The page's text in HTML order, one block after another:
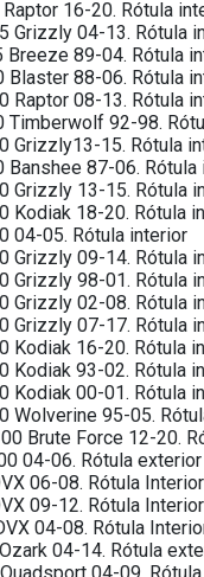
Raptor 16-20. Rótula
Grizzly 04-13. Rótula
Breeze 89-04. Rótula
Blaster 88-06. Rótula
Raptor 08-13. Rótula
Timberwolf 92-98.
Grizzly13-15. Rótula
Banshee 87-06.
Grizzly 13-15. Rótula
Kodiak 18-20. Rótula
04-05. Rótula interior
Grizzly 09-14. Rótula
Grizzly 98-01. Rótula
Grizzly 02-08. Rótula
Grizzly 07-17. Rótula
Kodiak 16-20. Rótula
Kodiak 93-02. Rótula
Kodiak 00-01. Rótula
Wolverine 95-05.
Brute Force 12-20.
04-06. Rótula exterior
06-08. Rótula Interior
09-12. Rótula Interior
04-08. Rótula
04-14. Rótula